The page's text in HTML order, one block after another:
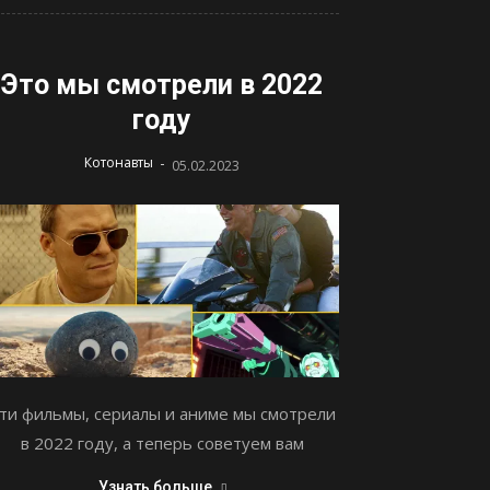
Это мы смотрели в 2022
году
Котонавты - 05.02.2023
фильмы, сериалы и аниме мы смотрели
в 2022 году, а теперь советуем вам